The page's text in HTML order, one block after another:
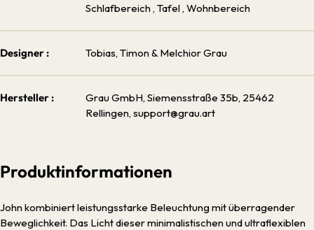
Schlafbereich , Tafel , Wohnbereich
Designer : Tobias, Timon & Melchior Grau
Hersteller :
Grau GmbH, Siemensstraße 35b, 25462
Rellingen, support@grau.art
Produktinformationen
John kombiniert leistungsstarke Beleuchtung mit überragender
Beweglichkeit. Das Licht dieser minimalistischen und ultraflexiblen